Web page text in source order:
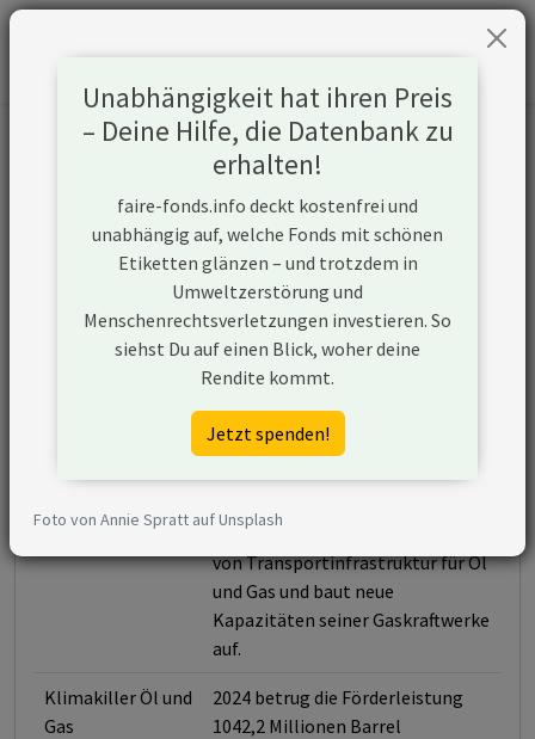
Informationen zum Unternehmen
QatarEnergy
https://www.qatarenergy.qa
Konflikte
QatarEnergy ist ein Unternehmen
aus Katar, das in der Öl- und
Gasförderung aktiv ist und
unkonventionelle
plant QatarEnergy den Ausbau
von Transportinfrastruktur für Öl
und Gas und baut neue
Kapazitäten seiner Gaskraftwerke
auf.
Klimakiller Öl und
Gas
2024 betrug die Förderleistung
1042,2 Millionen Barrel
Unabhängigkeit hat ihren Preis
– Deine Hilfe, die Datenbank zu
erhalten!
faire-fonds.info deckt kostenfrei und
unabhängig auf, welche Fonds mit schönen
Etiketten glänzen – und trotzdem in
Umweltzerstörung und
Menschenrechtsverletzungen investieren. So
siehst Du auf einen Blick, woher deine
Rendite kommt.
Jetzt spenden!
Foto von Annie Spratt auf Unsplash